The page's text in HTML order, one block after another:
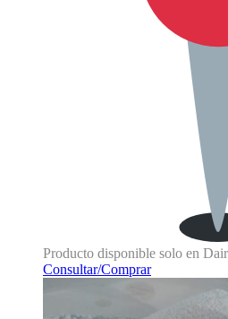
Producto disponible solo en
Consultar/Comprar